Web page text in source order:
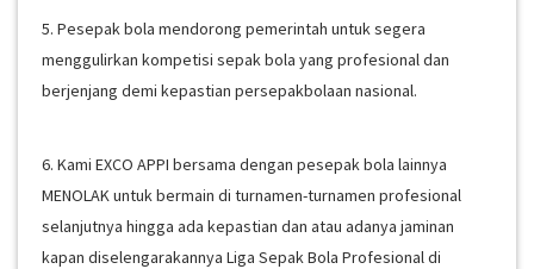
5. Pesepak bola mendorong pemerintah untuk segera
menggulirkan kompetisi sepak bola yang profesional dan
berjenjang demi kepastian persepakbolaan nasional.
6. Kami EXCO APPI bersama dengan pesepak bola lainnya
MENOLAK untuk bermain di turnamen-turnamen profesional
selanjutnya hingga ada kepastian dan atau adanya jaminan
kapan diselengarakannya Liga Sepak Bola Profesional di